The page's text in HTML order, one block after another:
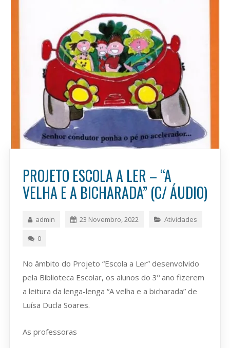
PROJETO ESCOLA A LER – “A
VELHA E A BICHARADA” (C/ ÁUDIO)
admin 23 Novembro, 2022 Atividades
0
No âmbito do Projeto “Escola a Ler” desenvolvido
pela Biblioteca Escolar, os alunos do 3º ano fizerem
a leitura da lenga-lenga “A velha e a bicharada” de
Luísa Ducla Soares.
As professoras